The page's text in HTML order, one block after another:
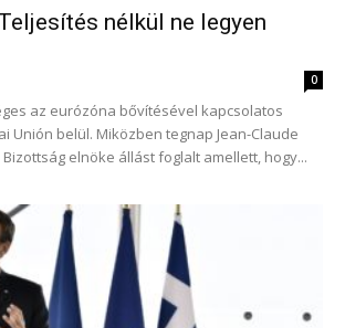
nélkül ne legyen
0
az eurózóna bővítésével kapcsolatos
Unión belül. Miközben tegnap Jean-Claude
Bizottság elnöke állást foglalt amellett, hogy...